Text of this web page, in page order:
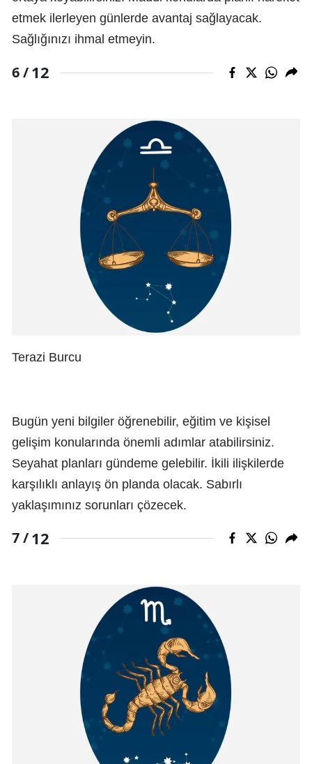
etmek ilerleyen günlerde avantaj sağlayacak.
Sağlığınızı ihmal etmeyin.
6 /12
Terazi Burcu
Bugün yeni bilgiler öğrenebilir, eğitim ve kişisel
gelişim konularında önemli adımlar atabilirsiniz.
Seyahat planları gündeme gelebilir. İkili ilişkilerde
karşılıklı anlayış ön planda olacak. Sabırlı
yaklaşımınız sorunları çözecek.
7 /12